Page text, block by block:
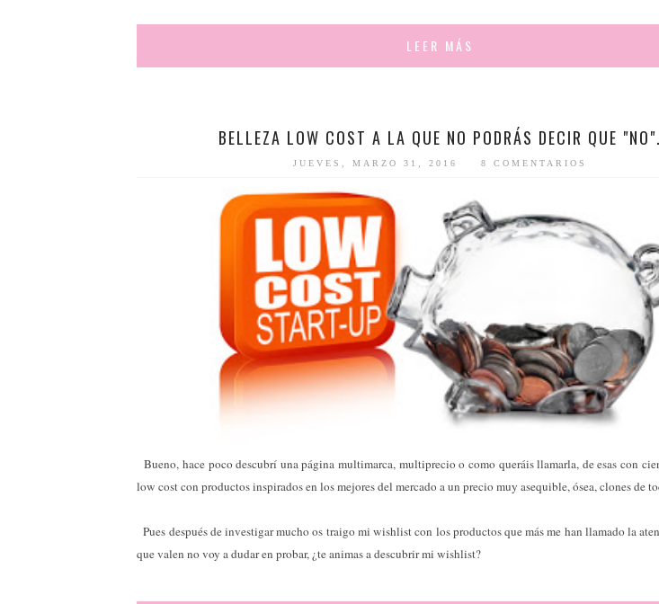
LEER MÁS
BELLEZA LOW COST A LA QUE NO PODRÁS DECIR QUE "NO".
JUEVES, MARZO 31, 2016 8 COMENTARIOS
Bueno, hace poco descubrí una página multimarca, multiprecio o como queráis llamarla, de esas con
low cost con productos inspirados en los mejores del mercado a un precio muy asequible, ósea, clones de
Pues después de investigar mucho os traigo mi wishlist con los productos que más me han llamado la
que valen no voy a dudar en probar, ¿te animas a descubrir mi wishlist?